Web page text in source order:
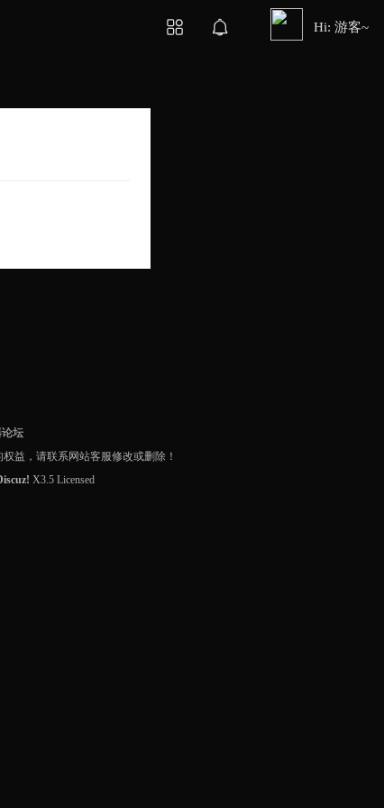
Hi: 游客~
坛
益，请联系网站客服修改或删除！
X3.5 Licensed